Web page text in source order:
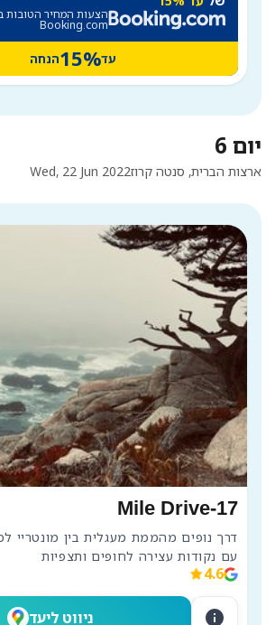
הצעות המחיר הטובות
Booking.com
עד15%הנחה
יום 6
Wed, 22 Jun 2022ארצות הברית, סנטה קרוז
17-Mile Drive
עם נקודות עצירה לחופים ותצפיות
4.6
ניווט ליעד info